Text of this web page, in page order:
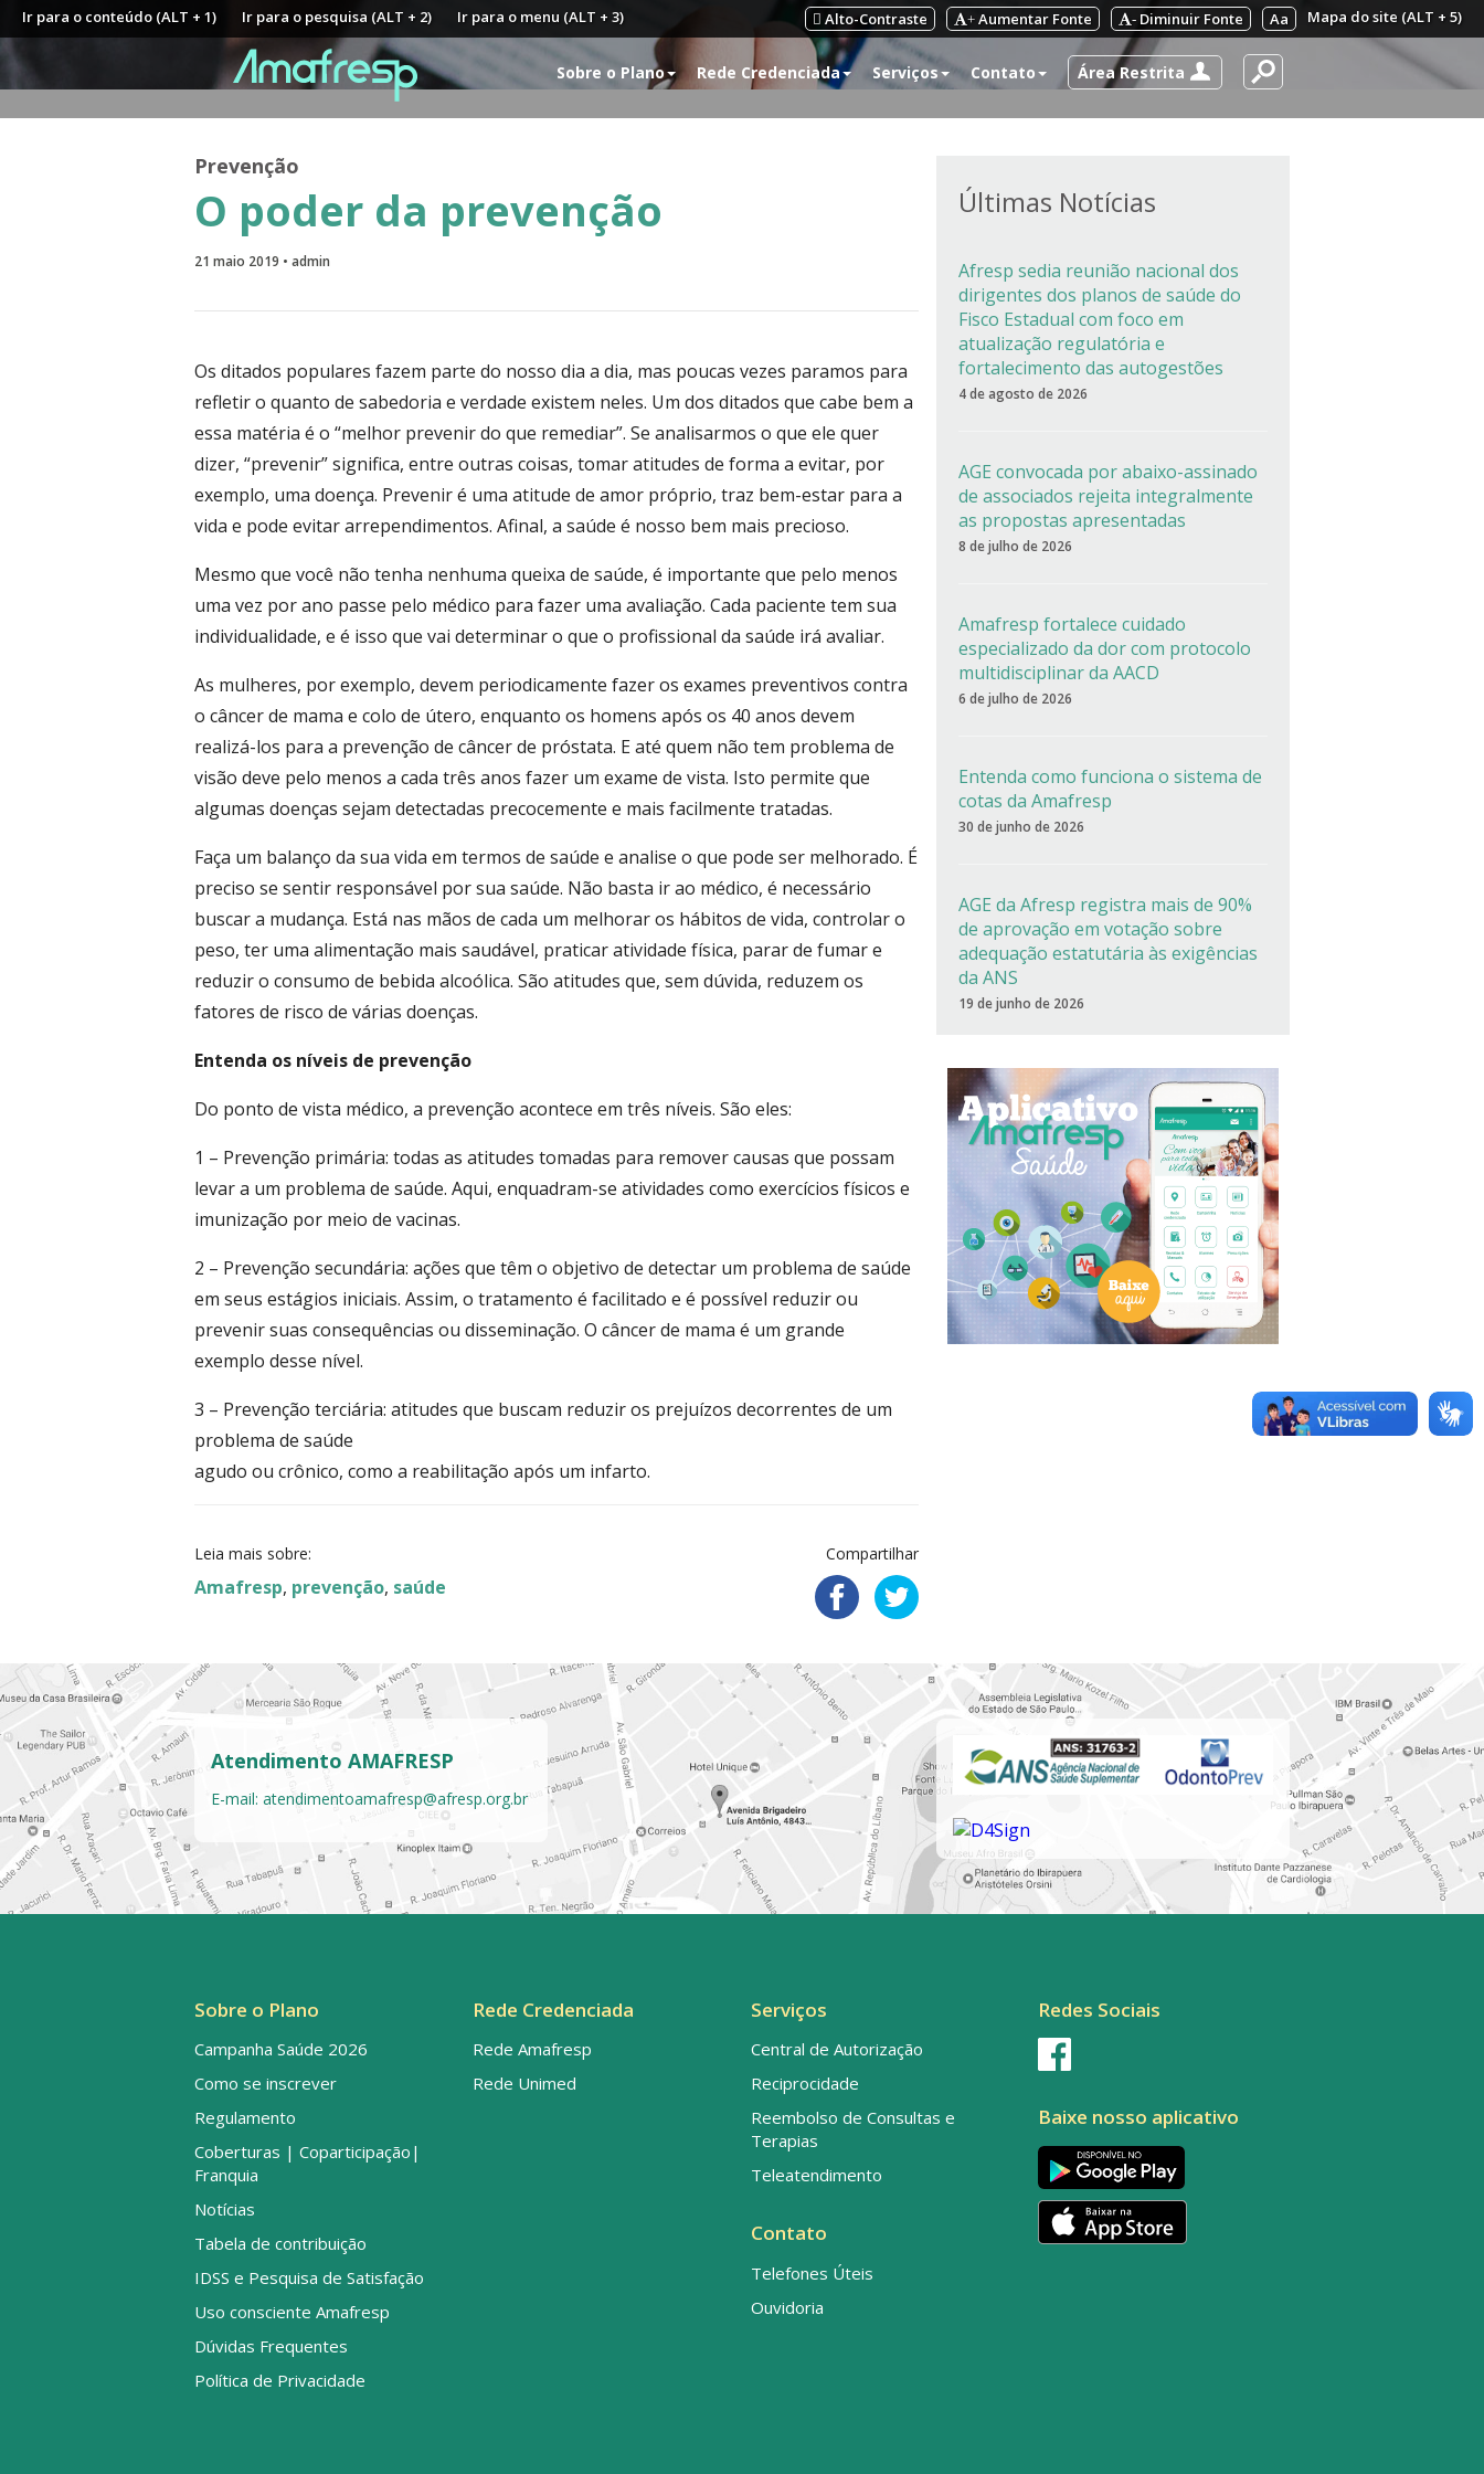
Ir para o conteúdo (ALT + 1) Ir para o pesquisa (ALT + 2) Ir para o menu (ALT + 3) Mapa do site (ALT + 5)
Aa
- Diminuir Fonte
+ Aumentar Fonte
Alto-Contraste
Sobre o Plano Rede Credenciada Serviços Contato Área Restrita
Prevenção
O poder da prevenção
21 maio 2019 • admin
Os ditados populares fazem parte do nosso dia a dia, mas poucas vezes paramos para
refletir o quanto de sabedoria e verdade existem neles. Um dos ditados que cabe bem a
essa matéria é o “melhor prevenir do que remediar”. Se analisarmos o que ele quer
dizer, “prevenir” significa, entre outras coisas, tomar atitudes de forma a evitar, por
exemplo, uma doença. Prevenir é uma atitude de amor próprio, traz bem-estar para a
vida e pode evitar arrependimentos. Afinal, a saúde é nosso bem mais precioso.
Mesmo que você não tenha nenhuma queixa de saúde, é importante que pelo menos
uma vez por ano passe pelo médico para fazer uma avaliação. Cada paciente tem sua
individualidade, e é isso que vai determinar o que o profissional da saúde irá avaliar.
As mulheres, por exemplo, devem periodicamente fazer os exames preventivos contra
o câncer de mama e colo de útero, enquanto os homens após os 40 anos devem
realizá-los para a prevenção de câncer de próstata. E até quem não tem problema de
visão deve pelo menos a cada três anos fazer um exame de vista. Isto permite que
algumas doenças sejam detectadas precocemente e mais facilmente tratadas.
Faça um balanço da sua vida em termos de saúde e analise o que pode ser melhorado. É
preciso se sentir responsável por sua saúde. Não basta ir ao médico, é necessário
buscar a mudança. Está nas mãos de cada um melhorar os hábitos de vida, controlar o
peso, ter uma alimentação mais saudável, praticar atividade física, parar de fumar e
reduzir o consumo de bebida alcoólica. São atitudes que, sem dúvida, reduzem os
fatores de risco de várias doenças.
Entenda os níveis de prevenção
Do ponto de vista médico, a prevenção acontece em três níveis. São eles:
1 – Prevenção primária: todas as atitudes tomadas para remover causas que possam
levar a um problema de saúde. Aqui, enquadram-se atividades como exercícios físicos e
imunização por meio de vacinas.
2 – Prevenção secundária: ações que têm o objetivo de detectar um problema de saúde
em seus estágios iniciais. Assim, o tratamento é facilitado e é possível reduzir ou
prevenir suas consequências ou disseminação. O câncer de mama é um grande
exemplo desse nível.
3 – Prevenção terciária: atitudes que buscam reduzir os prejuízos decorrentes de um
problema de saúde
agudo ou crônico, como a reabilitação após um infarto.
Leia mais sobre:
Amafresp, prevenção, saúde
Compartilhar
Últimas Notícias
Afresp sedia reunião nacional dos
dirigentes dos planos de saúde do
Fisco Estadual com foco em
atualização regulatória e
fortalecimento das autogestões
4 de agosto de 2026
AGE convocada por abaixo-assinado
de associados rejeita integralmente
as propostas apresentadas
8 de julho de 2026
Amafresp fortalece cuidado
especializado da dor com protocolo
multidisciplinar da AACD
6 de julho de 2026
Entenda como funciona o sistema de
cotas da Amafresp
30 de junho de 2026
AGE da Afresp registra mais de 90%
de aprovação em votação sobre
adequação estatutária às exigências
da ANS
19 de junho de 2026
Atendimento AMAFRESP
E-mail: atendimentoamafresp@afresp.org.br
Sobre o Plano
Campanha Saúde 2026
Como se inscrever
Regulamento
Coberturas | Coparticipação|
Franquia
Notícias
Tabela de contribuição
IDSS e Pesquisa de Satisfação
Uso consciente Amafresp
Dúvidas Frequentes
Política de Privacidade
Rede Credenciada
Rede Amafresp
Rede Unimed
Serviços
Central de Autorização
Reciprocidade
Reembolso de Consultas e
Terapias
Teleatendimento
Contato
Telefones Úteis
Ouvidoria
Redes Sociais
Baixe nosso aplicativo